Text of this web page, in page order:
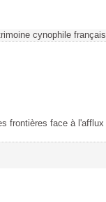
cynophile français
frontières face à l'afflux